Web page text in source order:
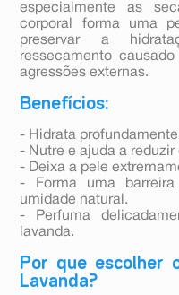
especialmente as
corporal forma uma
preservar a
ressecamento
agressões externas.
Benefícios:
- Hidrata
- Nutre e ajuda a reduzir
- Deixa a pele
- Forma uma
umidade natural.
- Perfuma
lavanda.
Por que escolher
Lavanda?